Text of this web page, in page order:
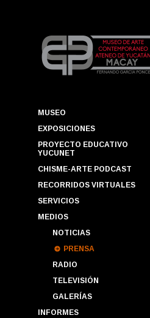
MUSEO
EXPOSICIONES
PROYECTO EDUCATIVO
YUCUNET
CHISME-ARTE PODCAST
RECORRIDOS VIRTUALES
SERVICIOS
MEDIOS
NOTICIAS
PRENSA
RADIO
TELEVISIÓN
GALERÍAS
INFORMES